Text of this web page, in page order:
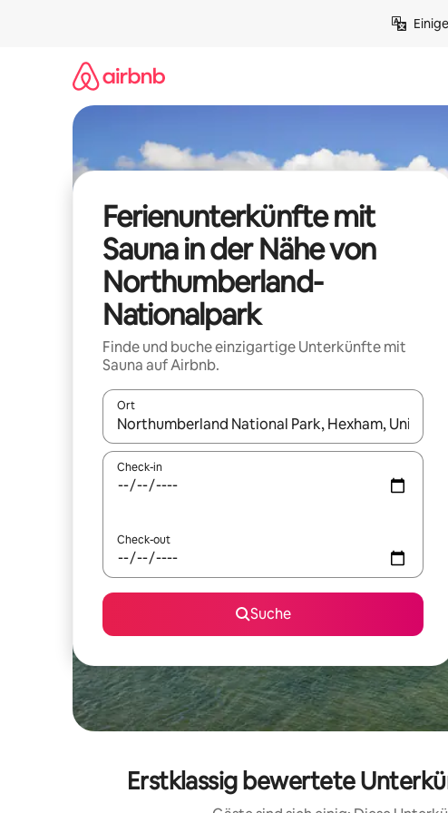
Ferienunterkünfte mit
Sauna in der Nähe von
Northumberland-
Nationalpark
Finde und buche einzigartige Unterkünfte mit
Sauna auf Airbnb.
Ort
Wenn Ergebnisse verfügbar sind, navigiere mit den
Check-in
Check-out
Suche
Erstklassig bewertete